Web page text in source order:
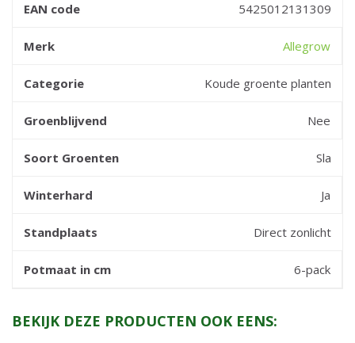
EAN code 5425012131309
Merk Allegrow
Categorie Koude groente planten
Groenblijvend Nee
Soort Groenten Sla
Winterhard Ja
Standplaats Direct zonlicht
Potmaat in cm 6-pack
BEKIJK DEZE PRODUCTEN OOK EENS: